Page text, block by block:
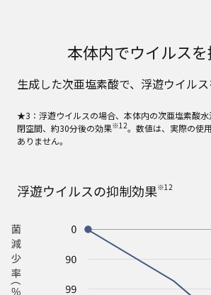
本体内でウイルス
生成した次亜塩素酸で、浮遊ウイルス
★3：浮遊ウイルスの場合、本体内の次亜塩素酸
閉空間、約30分後の効果※12。数値は、実際の使
ありません。
浮遊ウイルスの抑制効果※12